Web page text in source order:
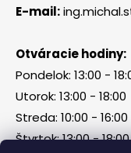
E-mail:
Otváracie hodiny:
Pondelok: 13:00 -
Utorok: 13:00 - 18:00
Streda: 10:00 - 16:00
Štvrtok: 13:00 - 18:00